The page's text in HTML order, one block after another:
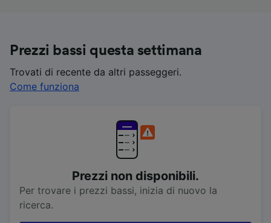
Prezzi bassi questa settimana
Trovati di recente da altri passeggeri.
Come funziona
Prezzi non disponibili.
Per trovare i prezzi bassi, inizia di nuovo la
ricerca.